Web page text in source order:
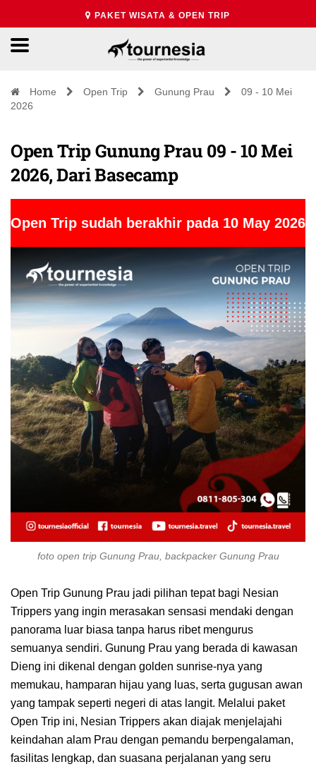
PAKET WISATA & OPEN TRIP
Home Open Trip Gunung Prau
09 - 10 Mei
2026
Open Trip Gunung Prau 09 - 10 Mei
2026, Dari Basecamp
Open Trip sudah berakhir pada 10 May 2026
foto open trip Gunung Prau, backpacker Gunung Prau
Open Trip Gunung Prau jadi pilihan tepat bagi Nesian
Trippers yang ingin merasakan sensasi mendaki dengan
panorama luar biasa tanpa harus ribet mengurus
semuanya sendiri. Gunung Prau yang berada di kawasan
Dieng ini dikenal dengan golden sunrise-nya yang
memukau, hamparan hijau yang luas, serta gugusan awan
yang tampak seperti negeri di atas langit. Melalui paket
Open Trip ini, Nesian Trippers akan diajak menjelajahi
keindahan alam Prau dengan pemandu berpengalaman,
fasilitas lengkap, dan suasana perjalanan yang seru